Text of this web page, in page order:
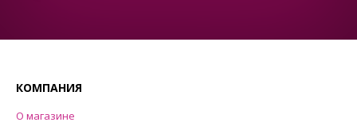
КОМПАНИЯ
О магазине